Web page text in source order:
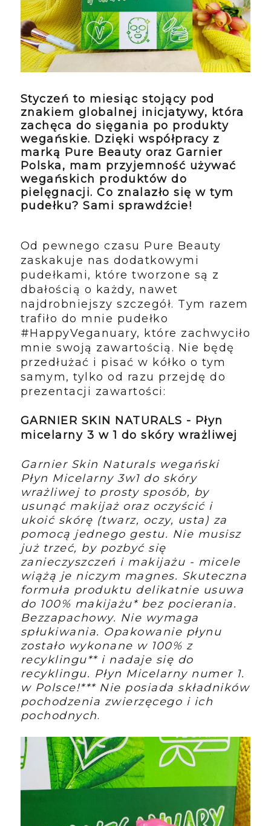
Styczeń to miesiąc stojący pod
znakiem globalnej inicjatywy, która
zachęca do sięgania po produkty
wegańskie. Dzięki współpracy z
marką Pure Beauty oraz Garnier
Polska, mam przyjemność używać
wegańskich produktów do
pielęgnacji. Co znalazło się w tym
pudełku? Sami sprawdźcie!
Od pewnego czasu Pure Beauty
zaskakuje nas dodatkowymi
pudełkami, które tworzone są z
dbałością o każdy, nawet
najdrobniejszy szczegół. Tym razem
trafiło do mnie pudełko
#HappyVeganuary, które zachwyciło
mnie swoją zawartością. Nie będę
przedłużać i pisać w kółko o tym
samym, tylko od razu przejdę do
prezentacji zawartości:
GARNIER SKIN NATURALS - Płyn
micelarny 3 w 1 do skóry wrażliwej
Garnier Skin Naturals wegański
Płyn Micelarny 3w1 do skóry
wrażliwej to prosty sposób, by
usunąć makijaż oraz oczyścić i
ukoić skórę (twarz, oczy, usta) za
pomocą jednego gestu. Nie musisz
już trzeć, by pozbyć się
zanieczyszczeń i makijażu - micele
wiążą je niczym magnes. Skuteczna
formuła produktu delikatnie usuwa
do 100% makijażu* bez pocierania.
Bezzapachowy. Nie wymaga
spłukiwania. Opakowanie płynu
zostało wykonane w 100% z
recyklingu** i nadaje się do
recyklingu. Płyn Micelarny numer 1.
w Polsce!*** Nie posiada składników
pochodzenia zwierzęcego i ich
pochodnych.